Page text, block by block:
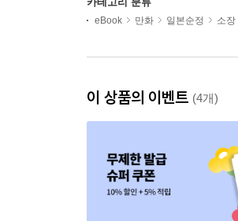
eBook 만화 일본순정 소장
이 상품의 이벤트 (4개)